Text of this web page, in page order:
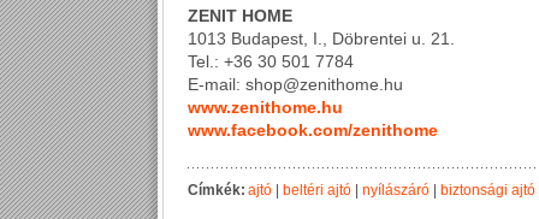
ZENIT HOME
1013 Budapest, I., Döbrentei u. 21.
Tel.: +36 30 501 7784
E-mail: shop@zenithome.hu
www.zenithome.hu
www.facebook.com/zenithome
Címkék:ajtó beltéri ajtó nyílászáró biztonsági ajtó